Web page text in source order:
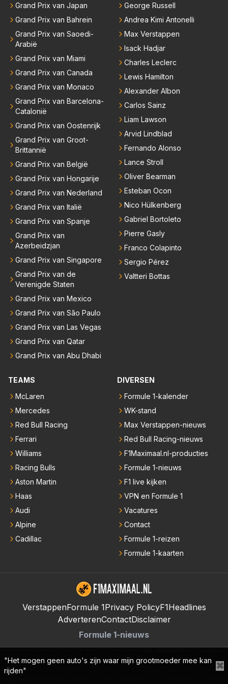
Grand Prix van Japan
Grand Prix van Bahrein
Grand Prix van Saoedi-
Arabië
Grand Prix van Miami
Grand Prix van Canada
Grand Prix van Monaco
Grand Prix van Barcelona-
Catalonië
Grand Prix van Oostenrijk
Grand Prix van Groot-
Brittannië
Grand Prix van België
Grand Prix van Hongarije
Grand Prix van Nederland
Grand Prix van Italië
Grand Prix van Spanje
Grand Prix van
Azerbeidzjan
Grand Prix van Singapore
Grand Prix van de
Verenigde Staten
Grand Prix van Mexico
Grand Prix van São Paulo
Grand Prix van Las Vegas
Grand Prix van Qatar
Grand Prix van Abu Dhabi
George Russell
Andrea Kimi Antonelli
Max Verstappen
Isack Hadjar
Charles Leclerc
Lewis Hamilton
Alexander Albon
Carlos Sainz
Liam Lawson
Arvid Lindblad
Fernando Alonso
Lance Stroll
Oliver Bearman
Esteban Ocon
Nico Hülkenberg
Gabriel Bortoleto
Pierre Gasly
Franco Colapinto
Sergio Pérez
Valtteri Bottas
TEAMS
McLaren
Mercedes
Red Bull Racing
Ferrari
Williams
Racing Bulls
Aston Martin
Haas
Audi
Alpine
Cadillac
DIVERSEN
Formule 1-kalender
WK-stand
Max Verstappen-nieuws
Red Bull Racing-nieuws
F1Maximaal.nl-producties
Formule 1-nieuws
F1 live kijken
VPN en Formule 1
Vacatures
Contact
Formule 1-reizen
Formule 1-kaarten
VerstappenFormule 1Privacy PolicyF1Headlines
AdverterenContactDisclaimer
Formule 1-nieuws
Op F1Maximaal.nl vind je het laatste nieuws overMax VerstappenenFormule 1.
De redactie schrijft dagelijks de laatste nieuwtjes over de coureur van Red Bull
Racing en de andere teams en coureurs van de Formule 1. Ook houden we de
"Het mogen geen auto's zijn waar mijn grootmoeder mee kan
rijden"
✖